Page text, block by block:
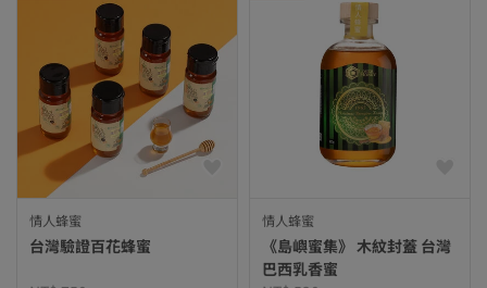
情人蜂蜜
台灣驗證百花蜂蜜
情人蜂蜜
《島嶼蜜集》 木紋封蓋 台灣
巴西乳香蜜